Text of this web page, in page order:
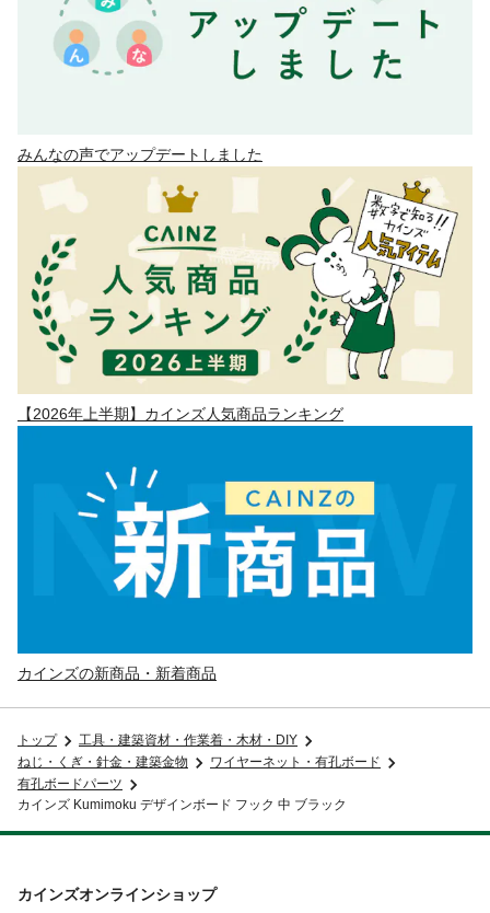
みんなの声でアップデートしました
【2026年上半期】カインズ人気商品ランキング
カインズの新商品・新着商品
トップ
工具・建築資材・作業着・木材・DIY
ねじ・くぎ・針金・建築金物
ワイヤーネット・有孔ボード
有孔ボードパーツ
カインズ Kumimoku デザインボード フック 中 ブラック
カインズオンラインショップ